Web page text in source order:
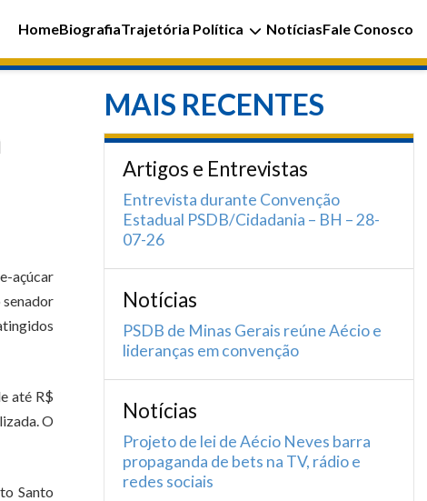
HomeBiografiaTrajetória Política NotíciasFale Conosco
açúcar
até R$
O
Santo
MAIS RECENTES
Artigos e Entrevistas
Entrevista durante Convenção
Estadual PSDB/Cidadania – BH – 28-
07-26
Notícias
PSDB de Minas Gerais reúne Aécio e
lideranças em convenção
Notícias
Projeto de lei de Aécio Neves barra
propaganda de bets na TV, rádio e
redes sociais